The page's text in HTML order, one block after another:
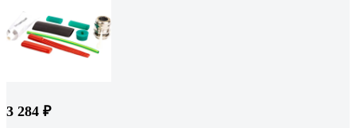
3 284 ₽